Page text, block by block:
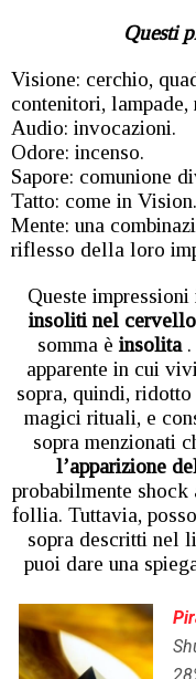
Questi
Visione: cerchio,
contenitori,
Audio: invocazioni.
Odore: incenso.
Sapore: comunione
Tatto: come in Vision.
Mente: una
riflesso della loro
Queste
insoliti nel cervello
somma èinsolita.
apparente in cui
sopra, quindi,
magici rituali, e
sopra menzionati
l’apparizione
probabilmente shock
follia. Tuttavia,
sopra descritti nel
puoi dare una